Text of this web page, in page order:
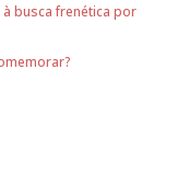
busca frenética por